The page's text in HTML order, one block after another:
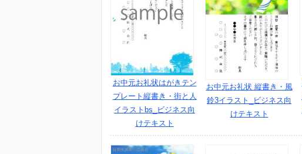
お中元お礼状はがきテン
プレート縦書き・街と人
イラストbs_ビジネス向
けテキスト
お中元お礼状 縦書き・風
鈴3イラスト_ビジネス向
けテキスト